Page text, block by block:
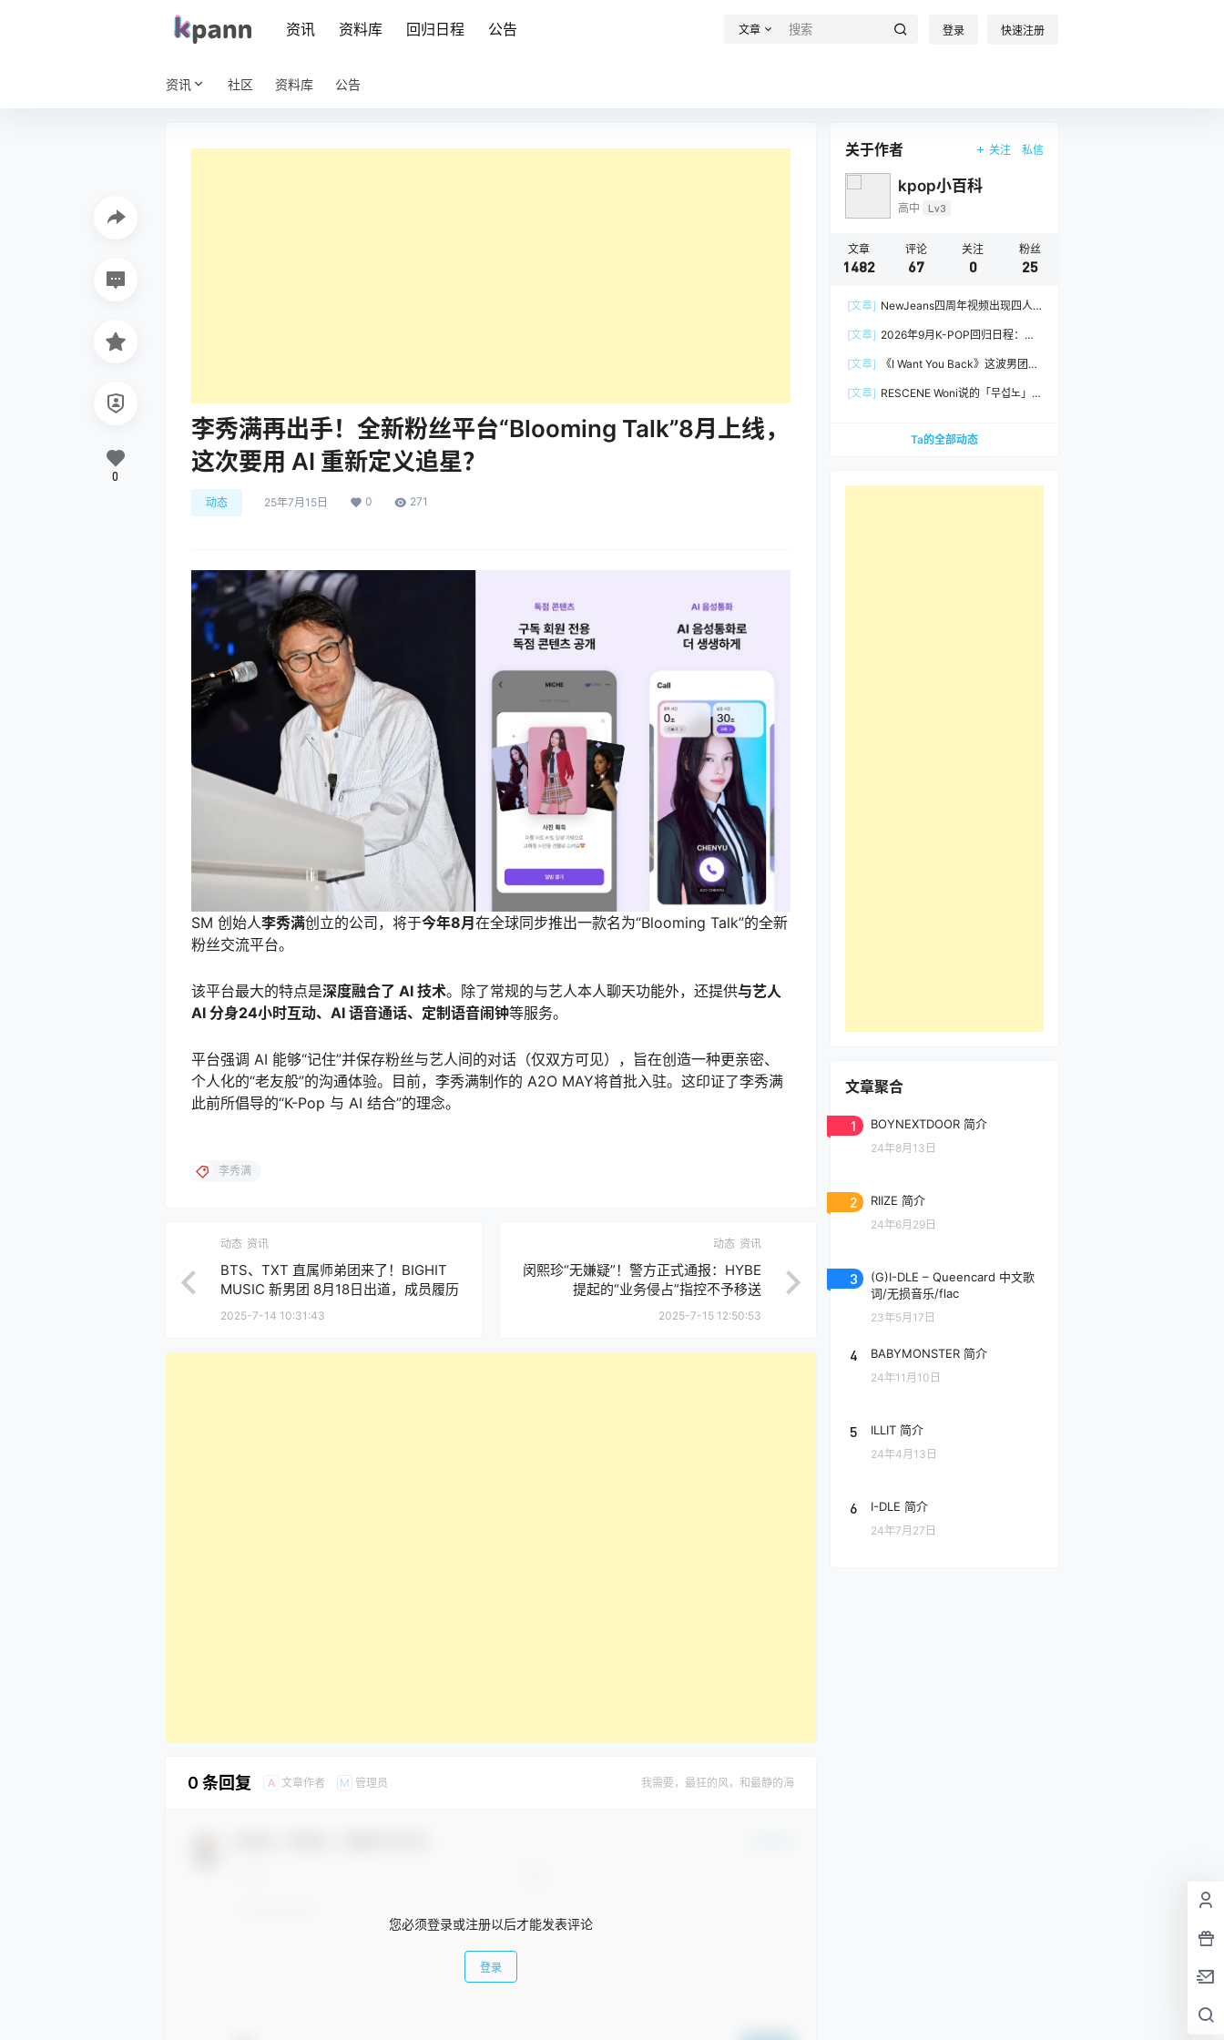
资讯 资料库 回归日程 公告 文章 登录 快速注册
资讯 社区 资料库 公告
李秀满再出手！全新粉丝平台“Blooming Talk”8月上线，
这次要用 AI 重新定义追星？
动态 25年7月15日 0 271
SM 创始人李秀满创立的公司，将于今年8月在全球同步推出一款名为“Blooming Talk”的全新
粉丝交流平台。
该平台最大的特点是深度融合了 AI 技术。除了常规的与艺人本人聊天功能外，还提供与艺人
AI 分身24小时互动、AI 语音通话、定制语音闹钟等服务。
平台强调 AI 能够“记住”并保存粉丝与艺人间的对话（仅双方可见），旨在创造一种更亲密、
个人化的“老友般”的沟通体验。目前，李秀满制作的 A2O MAY将首批入驻。这印证了李秀满
此前所倡导的“K-Pop 与 AI 结合”的理念。
0
李秀满
动态 资讯
BTS、TXT 直属师弟团来了！BIGHIT
MUSIC 新男团 8月18日出道，成员履历
不凡
2025-7-14 10:31:43
动态 资讯
闵熙珍“无嫌疑”！警方正式通报：HYBE
提起的“业务侵占”指控不予移送
2025-7-15 12:50:53
0 条回复 A 文章作者 M 管理员 我需要，最狂的风，和最静的海
您必须登录或注册以后才能发表评论
登录
关于作者 关注 私信
kpop小百科
高中 Lv3
文章
1482
评论
67
关注
0
粉丝
25
[文章] NewJeans四周年视频出现四人
[文章] 2026年9月K-POP回归日程：
[文章]
《I Want You Back》这波男团挑
[文章] RESCENE Woni说的「무섭노」
Ta的全部动态
文章聚合
1 BOYNEXTDOOR 简介
24年8月13日
2 RIIZE 简介
24年6月29日
3
(G)I-DLE – Queencard 中文歌
词/无损音乐/flac
23年5月17日
4 BABYMONSTER 简介
24年11月10日
5 ILLIT 简介
24年4月13日
6 I-DLE 简介
24年7月27日